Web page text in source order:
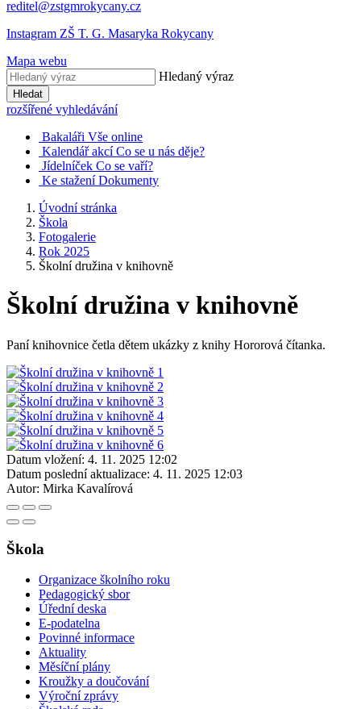
reditel@zstgmrokycany.cz
Instagram ZŠ T. G. Masaryka Rokycany
Mapa webu
Hledaný výraz
Hledat
rozšířené vyhledávání
Bakaláři Vše online
Kalendář akcí Co se u nás děje?
Jídelníček Co se vaří?
Ke stažení Dokumenty
Úvodní stránka
Škola
Fotogalerie
Rok 2025
Školní družina v knihovně
Školní družina v knihovně
Paní knihovnice četla dětem ukázky z knihy Hororová čítanka.
Datum vložení: 4. 11. 2025 12:02
Datum poslední aktualizace: 4. 11. 2025 12:03
Autor: Mirka Kavalírová
Škola
Organizace školního roku
Pedagogický sbor
Úřední deska
E-podatelna
Povinné informace
Aktuality
Měsíční plány
Kroužky a doučování
Výroční zprávy